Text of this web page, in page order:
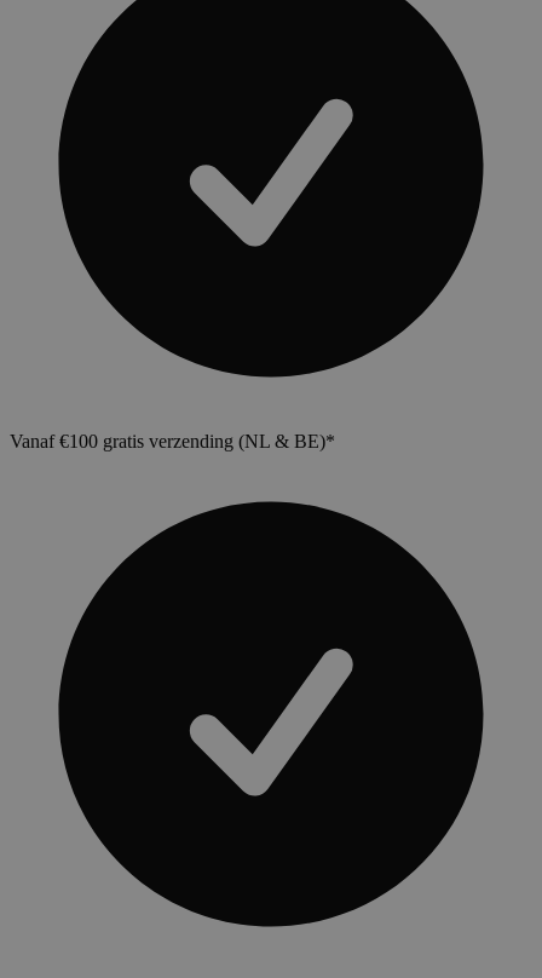
Vanaf €100 gratis verzending (NL & BE)*